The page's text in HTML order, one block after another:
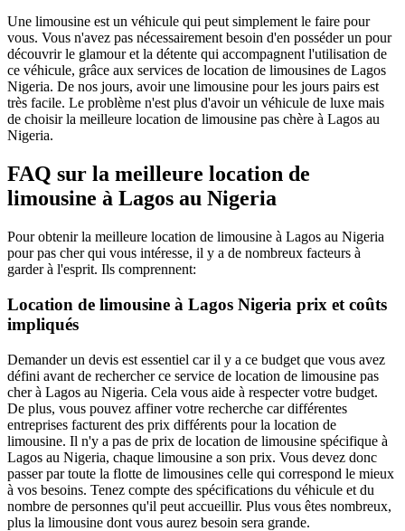
Une limousine est un véhicule qui peut simplement le faire pour
vous. Vous n'avez pas nécessairement besoin d'en posséder un pour
découvrir le glamour et la détente qui accompagnent l'utilisation de
ce véhicule, grâce aux services de location de limousines de Lagos
Nigeria. De nos jours, avoir une limousine pour les jours pairs est
très facile. Le problème n'est plus d'avoir un véhicule de luxe mais
de choisir la meilleure location de limousine pas chère à Lagos au
Nigeria.
FAQ sur la meilleure location de
limousine à Lagos au Nigeria
Pour obtenir la meilleure location de limousine à Lagos au Nigeria
pour pas cher qui vous intéresse, il y a de nombreux facteurs à
garder à l'esprit. Ils comprennent:
Location de limousine à Lagos Nigeria prix et coûts
impliqués
Demander un devis est essentiel car il y a ce budget que vous avez
défini avant de rechercher ce service de location de limousine pas
cher à Lagos au Nigeria. Cela vous aide à respecter votre budget.
De plus, vous pouvez affiner votre recherche car différentes
entreprises facturent des prix différents pour la location de
limousine. Il n'y a pas de prix de location de limousine spécifique à
Lagos au Nigeria, chaque limousine a son prix. Vous devez donc
passer par toute la flotte de limousines celle qui correspond le mieux
à vos besoins. Tenez compte des spécifications du véhicule et du
nombre de personnes qu'il peut accueillir. Plus vous êtes nombreux,
plus la limousine dont vous aurez besoin sera grande.